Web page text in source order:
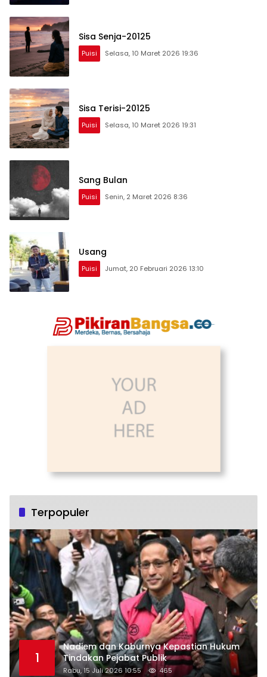
Sisa Senja-20125
Puisi Selasa, 10 Maret 2026 19:36
Sisa Terisi-20125
Puisi Selasa, 10 Maret 2026 19:31
Sang Bulan
Puisi Senin, 2 Maret 2026 8:36
Usang
Puisi Jumat, 20 Februari 2026 13:10
Terpopuler
1
Nadiem dan Kaburnya Kepastian Hukum
Tindakan Pejabat Publik
Rabu, 15 Juli 2026 10:55 465